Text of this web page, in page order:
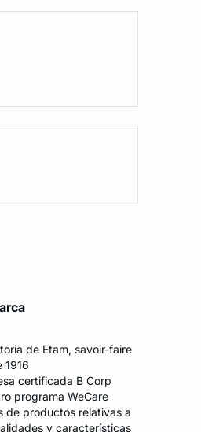
de Etam, savoir-faire
1916
certificada B Corp
programa WeCare
de productos relativas a
y características